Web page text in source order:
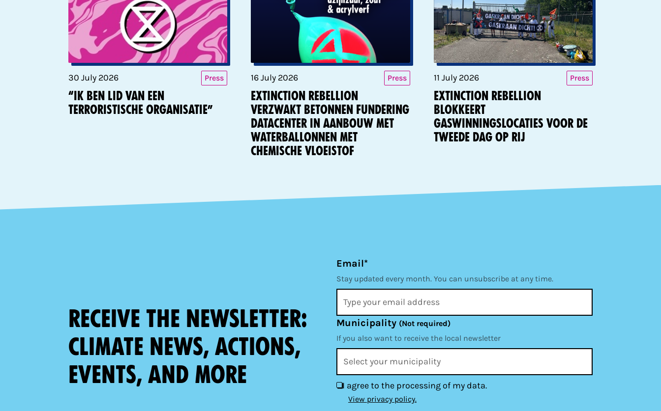
30 July 2026 Press
“Ik ben lid van een
terroristische organisatie”
16 July 2026 Press
Extinction Rebellion
verzwakt betonnen fundering
datacenter in aanbouw met
waterballonnen met
chemische vloeistof
11 July 2026 Press
Extinction Rebellion
blokkeert
gaswinningslocaties voor de
tweede dag op rij
Receive the newsletter:
climate news, actions,
events, and more
Email*
Stay updated every month. You can unsubscribe at any time.
Municipality (Not required)
If you also want to receive the local newsletter
I agree to the processing of my data.
View privacy policy.